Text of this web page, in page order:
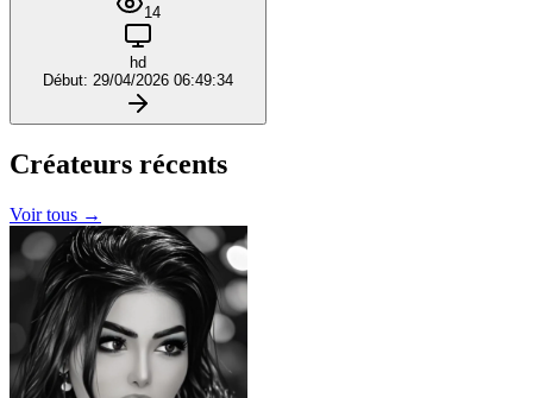
14
hd
Début: 29/04/2026 06:49:34
Créateurs récents
Voir tous →